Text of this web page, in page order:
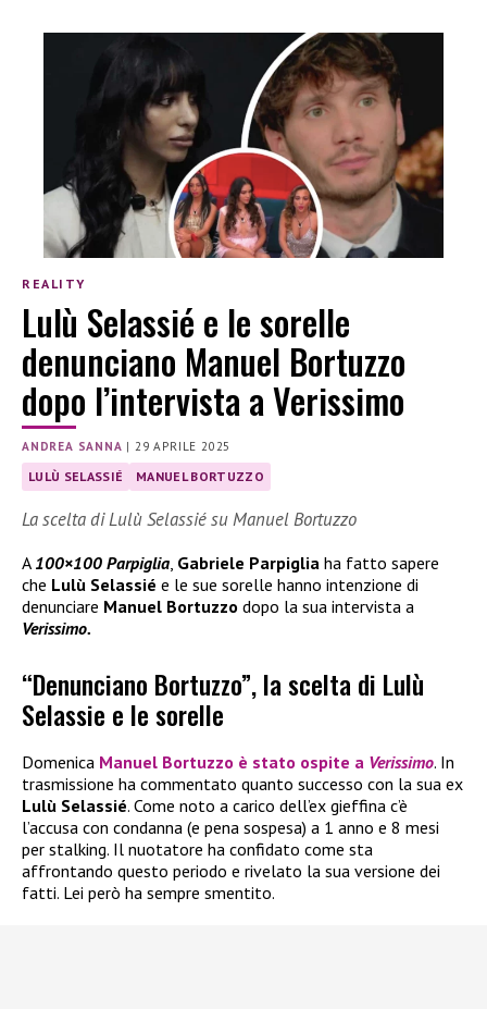
REALITY
Lulù Selassié e le sorelle
denunciano Manuel Bortuzzo
dopo l’intervista a Verissimo
ANDREA SANNA | 29 APRILE 2025
LULÙ SELASSIÉ MANUEL BORTUZZO
La scelta di Lulù Selassié su Manuel Bortuzzo
A 100×100 Parpiglia, Gabriele Parpiglia ha fatto sapere
che Lulù Selassié e le sue sorelle hanno intenzione di
denunciare Manuel Bortuzzo dopo la sua intervista a
Verissimo.
“Denunciano Bortuzzo”, la scelta di Lulù
Selassie e le sorelle
Domenica Manuel Bortuzzo è stato ospite a Verissimo. In
trasmissione ha commentato quanto successo con la sua ex
Lulù Selassié. Come noto a carico dell’ex gieffina c’è
l’accusa con condanna (e pena sospesa) a 1 anno e 8 mesi
per stalking. Il nuotatore ha confidato come sta
affrontando questo periodo e rivelato la sua versione dei
fatti. Lei però ha sempre smentito.